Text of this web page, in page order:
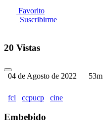
Favorito
Suscribirme
20 Vistas
04 de Agosto de 2022 53m
fcl ccpucp cine
Embebido